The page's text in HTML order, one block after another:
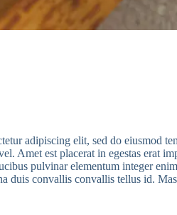
adipiscing elit, sed do eiusmod
Amet est placerat in egestas erat
pulvinar elementum integer
duis convallis convallis tellus id.